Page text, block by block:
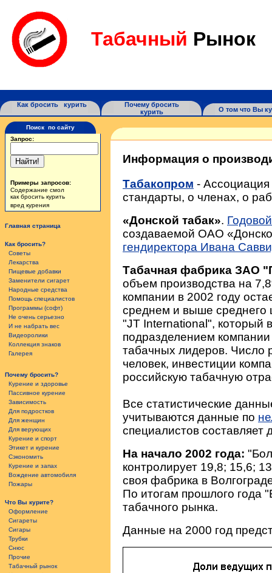
Табачный Рынок
Как бросить курить
Почему бросить
курить
О том что Вы
Поиск по сайту
Запрос:
Примеры запросов:
Содержание смол
как бросить курить
вред курения
Главная страница
Как бросить?
Советы
Лекарства
Пищевые добавки
Заменители сигарет
Народные средства
Помощь специалистов
Программы (софт)
Не очень серьезно
И не набрать вес
Видеоролики
Коллекция знаков
Галерея
Почему бросить?
Курение и здоровье
Пассивное курение
Зависимость
Для подростков
Для женщин
Для верующих
Курение и спорт
Этикет и курение
Сэкономить
Курение и запах
Вождение автомобиля
Пожары
Что Вы курите?
Оформление
Сигареты
Сигары
Трубки
Снюс
Прочие
Табачный рынок
Информация о
Табакопром -
стандарты, о членах, о
«Донской табак».
создаваемой ОАО
гендиректора Ивана
Табачная фабрика ЗАО
объем производства на
компании в 2002 году
среднем и выше среднего
"JT International", который
подразделением
табачных лидеров. Число
человек, инвестиции
российскую табачную
Все статистические
учитываются данные по
специалистов
На начало 2002 года:
контролирует 19,8; 15,6;
своя фабрика в
По итогам прошлого года
табачного рынка.
Данные на 2000 год